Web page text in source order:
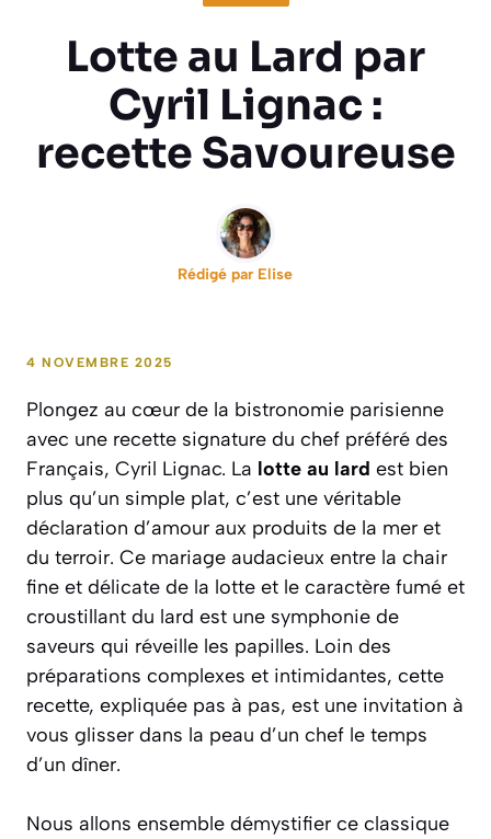
Lotte au Lard par
Cyril Lignac :
recette Savoureuse
Rédigé par Elise
4 NOVEMBRE 2025
Plongez au cœur de la bistronomie parisienne
avec une recette signature du chef préféré des
Français, Cyril Lignac. La lotte au lard est bien
plus qu’un simple plat, c’est une véritable
déclaration d’amour aux produits de la mer et
du terroir. Ce mariage audacieux entre la chair
fine et délicate de la lotte et le caractère fumé et
croustillant du lard est une symphonie de
saveurs qui réveille les papilles. Loin des
préparations complexes et intimidantes, cette
recette, expliquée pas à pas, est une invitation à
vous glisser dans la peau d’un chef le temps
d’un dîner.
Nous allons ensemble démystifier ce classique